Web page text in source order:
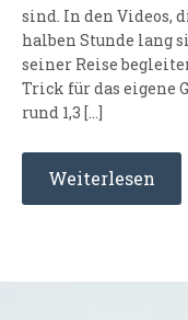
sind. In den Videos,
halben Stunde lang
seiner Reise
Trick für das eigene
rund 1,3 […]
Weiterlesen